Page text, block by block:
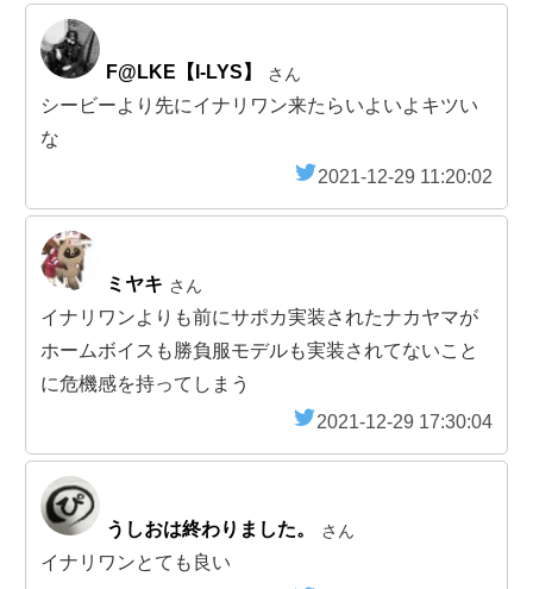
F@LKE【I-LYS】 さん
シービーより先にイナリワン来たらいよいよキツい
な
2021-12-29 11:20:02
ミヤキ さん
イナリワンよりも前にサポカ実装されたナカヤマが
ホームボイスも勝負服モデルも実装されてないこと
に危機感を持ってしまう
2021-12-29 17:30:04
うしおは終わりました。 さん
イナリワンとても良い